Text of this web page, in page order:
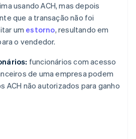
usando ACH, mas depois
que a transação não foi
um estorno, resultando em
o vendedor.
funcionários com acesso
de uma empresa podem
ACH não autorizados para ganho